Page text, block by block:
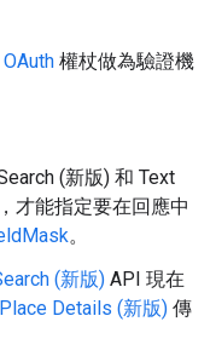
OAuth 權杖做為驗證機
(新版) 和 Text
才能指定要在回應中
。
(新版) API 現在
Place Details (新版) 傳